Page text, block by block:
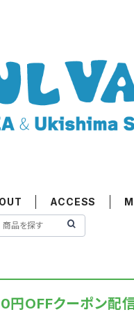
ACCESS
OFFクーポン配信